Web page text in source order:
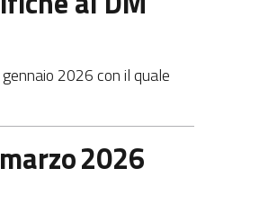
2026 con il quale
2026